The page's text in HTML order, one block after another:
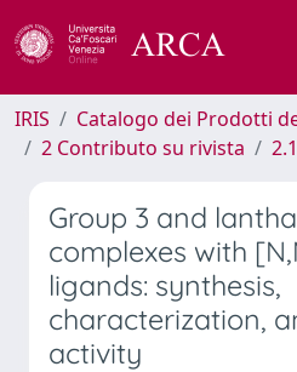
IRIS
Catalogo dei Prodotti
2 Contributo su rivista
Group 3 and
complexes with
ligands: synthesis,
characterization,
activity